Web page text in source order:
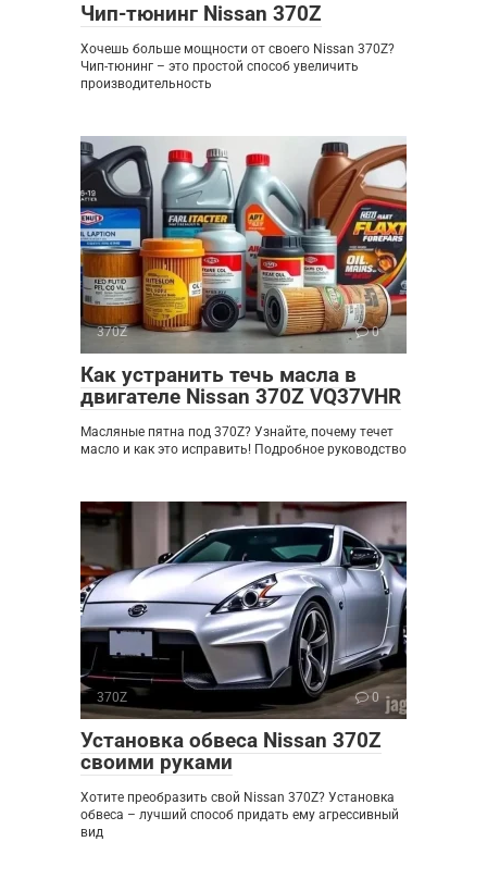
Чип-тюнинг Nissan 370Z
Хочешь больше мощности от своего Nissan 370Z?
Чип-тюнинг – это простой способ увеличить
производительность
370Z 0
Как устранить течь масла в
двигателе Nissan 370Z VQ37VHR
Масляные пятна под 370Z? Узнайте, почему течет
масло и как это исправить! Подробное руководство
370Z 0
Установка обвеса Nissan 370Z
своими руками
Хотите преобразить свой Nissan 370Z? Установка
обвеса – лучший способ придать ему агрессивный
вид